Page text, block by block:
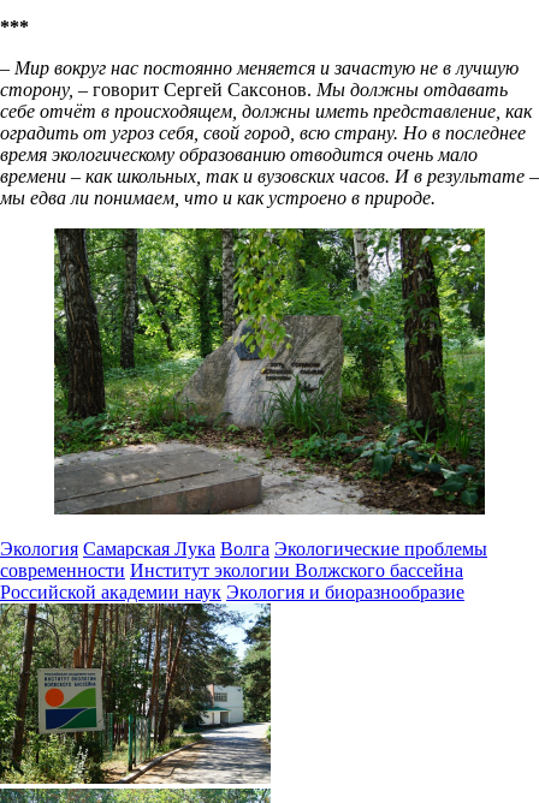
***
– Мир вокруг нас постоянно меняется и зачастую не в лучшую
сторону, – говорит Сергей Саксонов. Мы должны отдавать
себе отчёт в происходящем, должны иметь представление, как
оградить от угроз себя, свой город, всю страну. Но в последнее
время экологическому образованию отводится очень мало
времени – как школьных, так и вузовских часов. И в результате –
мы едва ли понимаем, что и как устроено в природе.
Экология Самарская Лука Волга Экологические проблемы
современности Институт экологии Волжского бассейна
Российской академии наук Экология и биоразнообразие